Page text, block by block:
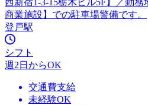
商業施設】での駐車場警備です。
登戸駅
シフト
週2日からOK
交通費支給
未経験OK